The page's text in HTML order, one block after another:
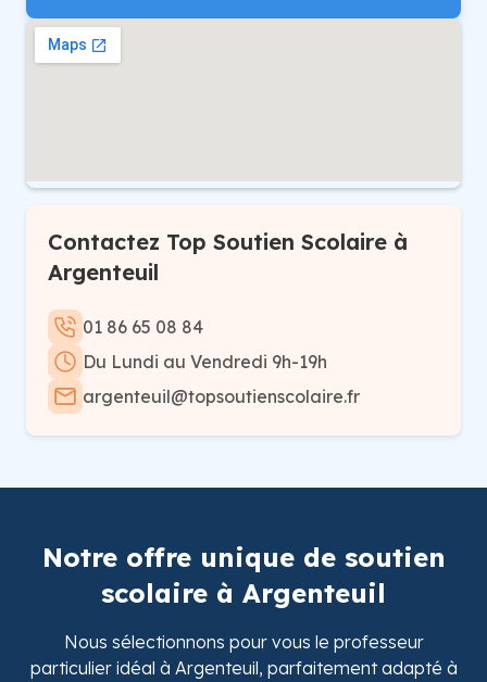
Contactez Top Soutien Scolaire à
Argenteuil
01 86 65 08 84
Du Lundi au Vendredi 9h-19h
argenteuil@topsoutienscolaire.fr
Notre offre unique de soutien
scolaire à Argenteuil
Nous sélectionnons pour vous le professeur
particulier idéal à Argenteuil, parfaitement adapté à